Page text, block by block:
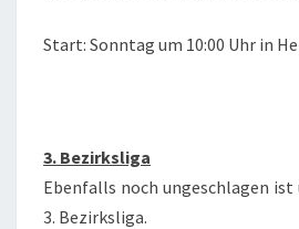
Start: Sonntag um 10:00 Uhr in
3. Bezirksliga
Ebenfalls noch ungeschlagen
3. Bezirksliga.